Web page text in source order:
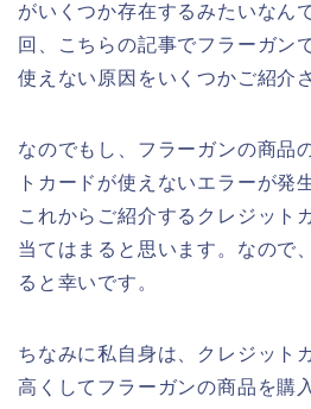
がいくつか存在するみたいなん
回、こちらの記事でフラーガン
使えない原因をいくつかご紹介
なのでもし、フラーガンの商品
トカードが使えないエラーが発
これからご紹介するクレジット
当てはまると思います。なので
ると幸いです。
ちなみに私自身は、クレジット
高くしてフラーガンの商品を購